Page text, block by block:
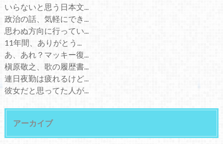
いらないと思う日本文...
政治の話、気軽にでき...
思わぬ方向に行ってい...
11年間、ありがとう...
あ、あれ？マッキー復...
槇原敬之、歌の履歴書...
連日夜勤は疲れるけど...
彼女だと思ってた人が...
アーカイブ